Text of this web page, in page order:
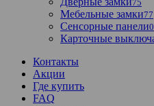
75
Мебельные замки77
Сенсорные панели0
Карточные
Контакты
Акции
Где купить
FAQ